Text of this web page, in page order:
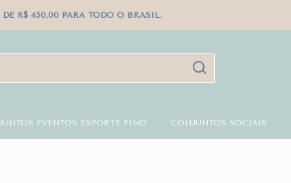
R$ 450,00 PARA TODO O BRASIL.
EVENTOS ESPORTE FINO CONJUNTOS SOCIAIS